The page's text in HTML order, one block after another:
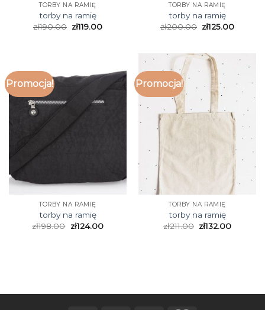
TORBY NA RAMIĘ
torby na ramię
zł190.00 zł119.00
TORBY NA RAMIĘ
torby na ramię
zł200.00 zł125.00
Promocja!
TORBY NA RAMIĘ
torby na ramię
zł198.00 zł124.00
Promocja!
TORBY NA RAMIĘ
torby na ramię
zł211.00 zł132.00